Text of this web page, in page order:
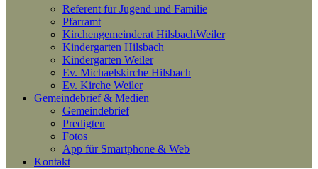
Referent für Jugend und Familie
Pfarramt
Kirchengemeinderat HilsbachWeiler
Kindergarten Hilsbach
Kindergarten Weiler
Ev. Michaelskirche Hilsbach
Ev. Kirche Weiler
Gemeindebrief & Medien
Gemeindebrief
Predigten
Fotos
App für Smartphone & Web
Kontakt